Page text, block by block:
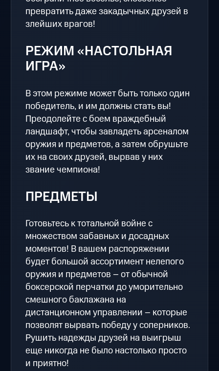
превратить даже закадычных друзей в
злейших врагов!
РЕЖИМ «НАСТОЛЬНАЯ
ИГРА»
В этом режиме может быть только один
победитель, и им должны стать вы!
Преодолейте с боем враждебный
ландшафт, чтобы завладеть арсеналом
оружия и предметов, а затем обрушьте
их на своих друзей, вырвав у них
звание чемпиона!
ПРЕДМЕТЫ
Готовьтесь к тотальной войне с
множеством забавных и досадных
моментов! В вашем распоряжении
будет большой ассортимент нелепого
оружия и предметов – от обычной
боксерской перчатки до уморительно
смешного баклажана на
дистанционном управлении – которые
позволят вырвать победу у соперников.
Рушить надежды друзей на выигрыш
еще никогда не было настолько просто
и приятно!